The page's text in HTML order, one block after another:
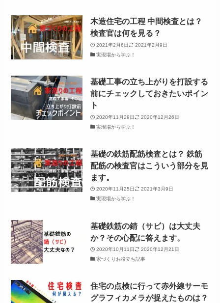
木造住宅の工程 中間検査とは？
検査官は何を見る？
2021年2月6日
2021年2月9日
実現場から学ぶ！
基礎工事の立ち上がりを打設する
前にチェックしておきたいポイン
ト
2020年11月29日
2020年12月26日
実現場から学ぶ！
基礎の鉄筋配筋検査とは？ 鉄筋
配筋の検査官はこういう部分を見
ます。
2020年11月25日
2021年3月9日
実現場から学ぶ！
基礎鉄筋の錆（サビ）は大丈夫
か？その心配に答えます。
2020年10月11日
2020年12月21日
家づくりお役立ち記事
住宅の点検に行って赤外線サーモ
グラフィカメラが捉えたものは？